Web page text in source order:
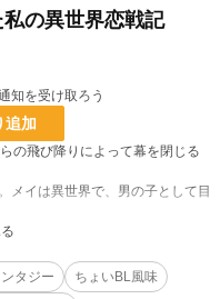
の異世界恋戦記
知を受け取ろう
追加
の飛び降りによって幕を閉じる
メイは異世界で、男の子として目
なる。新たな世界で出会った魅力
を乗り越えることで、メイは真
タジー
ちょいBL風味